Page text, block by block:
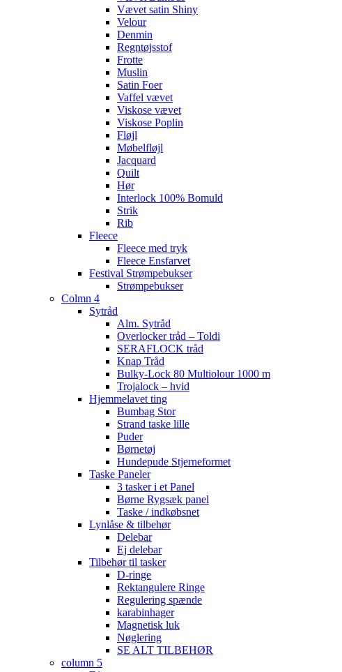
Vævet satin Shiny
Velour
Denmin
Regntøjsstof
Frotte
Muslin
Satin Foer
Vaffel vævet
Viskose vævet
Viskose Poplin
Fløjl
Møbelfløjl
Jacquard
Quilt
Hør
Interlock 100% Bomuld
Strik
Rib
Fleece
Fleece med tryk
Fleece Ensfarvet
Festival Strømpebukser
Strømpebukser
Colmn 4
Sytråd
Alm. Sytråd
Overlocker tråd – Toldi
SERAFLOCK tråd
Knap Tråd
Bulky-Lock 80 Multiolour 1000 m
Trojalock – hvid
Hjemmelavet ting
Bumbag Stor
Strand taske lille
Puder
Børnetøj
Hundepude Stjerneformet
Taske Paneler
3 tasker i et Panel
Børne Rygsæk panel
Taske / indkøbsnet
Lynlåse & tilbehør
Delebar
Ej delebar
Tilbehør til tasker
D-ringe
Rektangulere Ringe
Regulering spænde
karabinhager
Magnetisk luk
Nøglering
SE ALT TILBEHØR
column 5